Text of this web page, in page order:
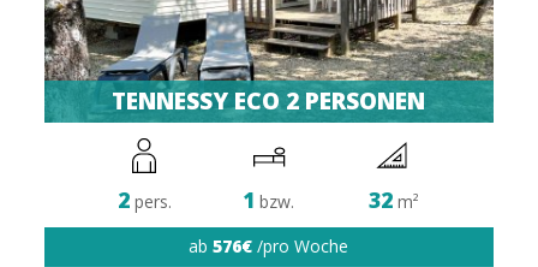
TENNESSY ECO 2 PERSONEN
2pers. 1 bzw. 32m²
ab576€ /pro Woche